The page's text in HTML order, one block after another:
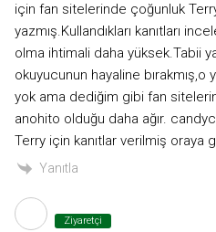
için fan sitelerinde çoğunluk
yazmış.Kullandıkları kanıtları
olma ihtimali daha yüksek.Tabii
okuyucunun hayaline
yok ama dediğim gibi fan
anohito olduğu daha ağır.
Terry için kanıtlar verilmiş oraya
Yanıtla
Ziyaretçi